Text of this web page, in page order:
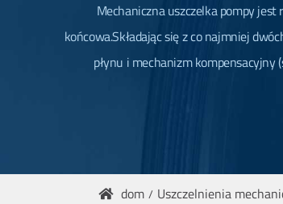
Mechaniczna uszczelka pompy
końcowa.Składając się z co najmniej
płynu i mechanizm kompensacyjny
 dom Uszczelnienia